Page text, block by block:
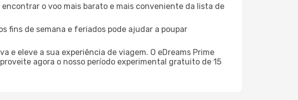
o voo mais barato e mais conveniente da lista de
fins de semana e feriados pode ajudar a poupar
e eleve a sua experiência de viagem. O eDreams Prime
agora o nosso período experimental gratuito de 15